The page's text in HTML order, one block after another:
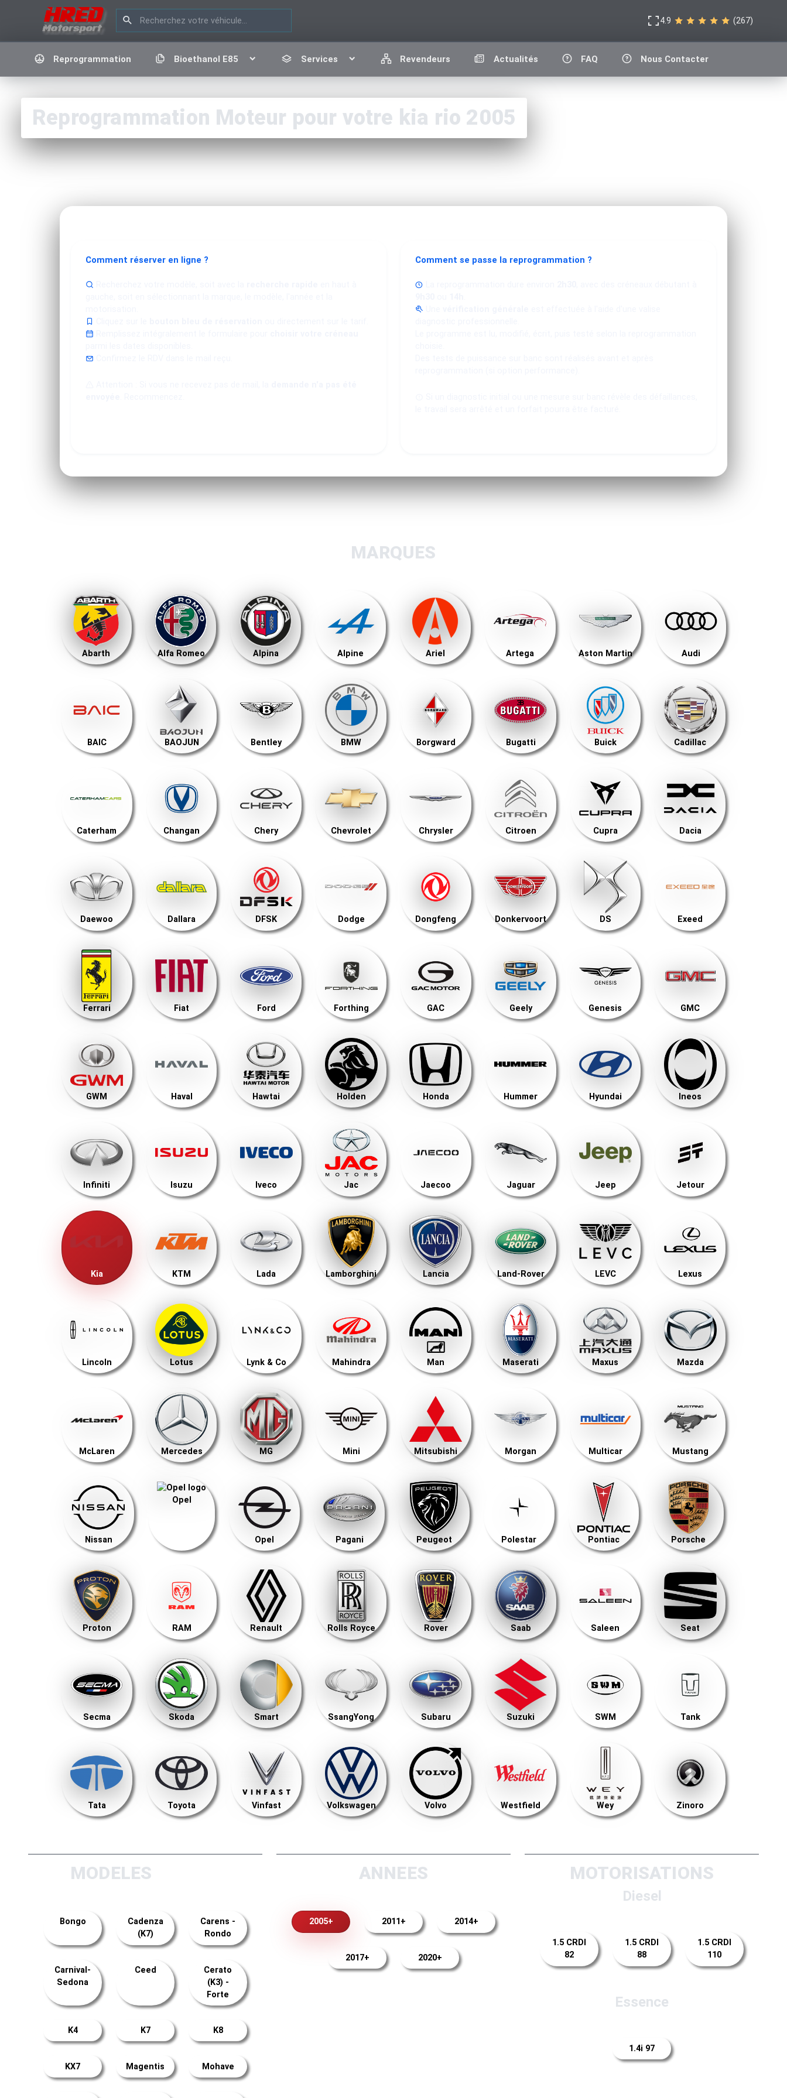
4.9 (267)
Reprogrammation Bioethanol E85 Services Revendeurs Actualités FAQ Nous Contacter
Reprogrammation Moteur pour votre kia rio 2005
Comment réserver en ligne ? Comment se passe la reprogrammation ?
MARQUES
Abarth Alfa Romeo Alpina Alpine Ariel Artega Aston Martin Audi
BAIC BAOJUN Bentley BMW Borgward Bugatti Buick Cadillac
Caterham Changan Chery Chevrolet Chrysler Citroen Cupra Dacia
Daewoo Dallara DFSK Dodge Dongfeng Donkervoort DS Exeed
Ferrari Fiat Ford Forthing GAC Geely Genesis GMC
GWM Haval Hawtai Holden Honda Hummer Hyundai Ineos
Infiniti Isuzu Iveco Jac Jaecoo Jaguar Jeep Jetour
Kia KTM Lada Lamborghini Lancia Land-Rover LEVC Lexus
Lincoln Lotus Lynk & Co Mahindra Man Maserati Maxus Mazda
McLaren Mercedes MG Mini Mitsubishi Morgan Multicar Mustang
Nissan
Opel
Opel Pagani Peugeot Polestar Pontiac Porsche
Proton RAM Renault Rolls Royce Rover Saab Saleen Seat
Secma Skoda Smart SsangYong Subaru Suzuki SWM Tank
Tata Toyota Vinfast Volkswagen Volvo Westfield Wey Zinoro
MODELES
Bongo
Cadenza
(K7)
Carens -
Rondo
Carnival-
Sedona
Ceed
Cerato
(K3) -
Forte
K4 K7 K8
KX7 Magentis Mohave
ANNEES
2005+ 2011+ 2014+
2017+ 2020+
MOTORISATIONS
Diesel
1.5 CRDI
82
1.5 CRDI
88
1.5 CRDI
110
Essence
1.4i 97